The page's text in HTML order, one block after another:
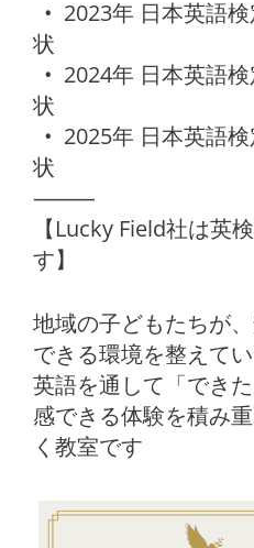
• 2023年 日本英語
状
• 2024年 日本英語
状
• 2025年 日本英語
状
⸻
【Lucky Field社は英
す】
地域の子どもたちが
できる環境を整えて
英語を通して「でき
感できる体験を積み
く教室です